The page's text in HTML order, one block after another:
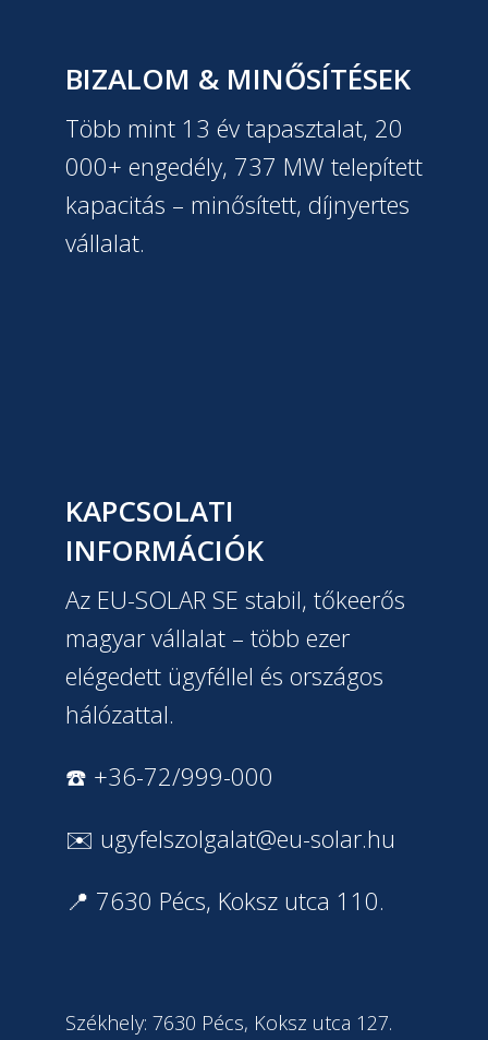
BIZALOM & MINŐSÍTÉSEK
Több mint 13 év tapasztalat, 20
000+ engedély, 737 MW telepített
kapacitás – minősített, díjnyertes
vállalat.
KAPCSOLATI
INFORMÁCIÓK
Az EU-SOLAR SE stabil, tőkeerős
magyar vállalat – több ezer
elégedett ügyféllel és országos
hálózattal.
☎️ +36-72/999-000
✉️ ugyfelszolgalat@eu-solar.hu
📍 7630 Pécs, Koksz utca 110.
Székhely: 7630 Pécs, Koksz utca 127.